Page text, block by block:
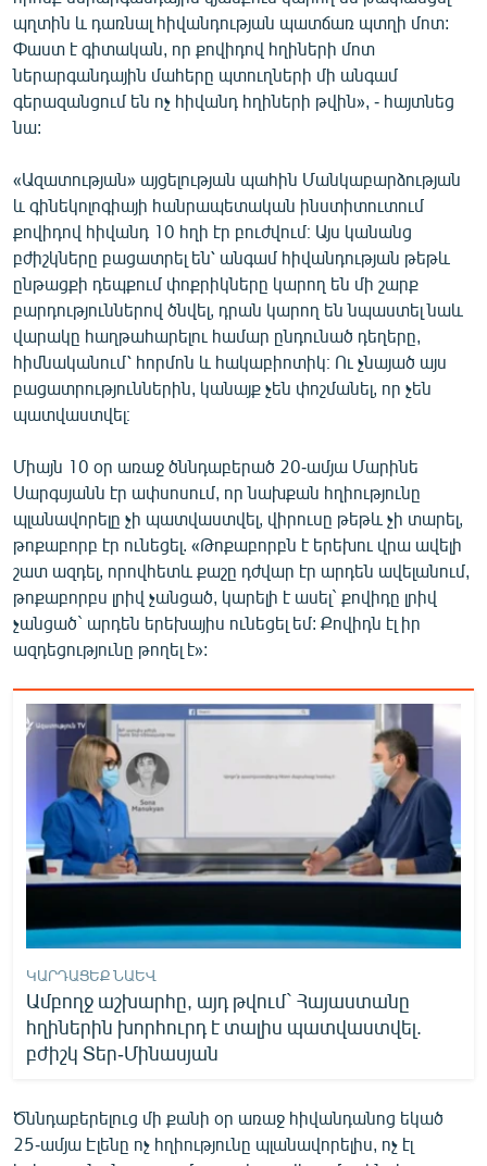
պղտին և դառնալ հիվանդության պատճառ պտղի մոտ:
Փաստ է գիտական, որ քովիդով հղիների մոտ
ներարգանդային մահերը պտուղների մի անգամ
գերազանցում են ոչ հիվանդ հղիների թվին», - հայտնեց
նա:
«Ազատության» այցելության պահին Մանկաբարձության
և գինեկոլոգիայի հանրապետական ինստիտուտում
քովիդով հիվանդ 10 հղի էր բուժվում։ Այս կանանց
բժիշկները բացատրել են՝ անգամ հիվանդության թեթև
ընթացքի դեպքում փոքրիկները կարող են մի շարք
բարդություններով ծնվել, դրան կարող են նպաստել նաև
վարակը հաղթահարելու համար ընդունած դեղերը,
հիմնականում՝ հորմոն և հակաբիոտիկ։ Ու չնայած այս
բացատրություններին, կանայք չեն փոշմանել, որ չեն
պատվաստվել։
Միայն 10 օր առաջ ծննդաբերած 20-ամյա Մարինե
Սարգսյանն էր ափսոսում, որ նախքան հղիությունը
պլանավորելը չի պատվաստվել, վիրուսը թեթև չի տարել,
թոքաբորբ էր ունեցել. «Թոքաբորբն է երեխու վրա ավելի
շատ ազդել, որովհետև քաշը դժվար էր արդեն ավելանում,
թոքաբորբս լրիվ չանցած, կարելի է ասել` քովիդը լրիվ
չանցած` արդեն երեխայիս ունեցել եմ: Քովիդն էլ իր
ազդեցությունը թողել է»:
ԿԱՐԴԱՑԵՔ ՆԱԵՎ
Ամբողջ աշխարհը, այդ թվում` Հայաստանը
հղիներին խորհուրդ է տալիս պատվաստվել.
բժիշկ Տեր-Մինասյան
Ծննդաբերելուց մի քանի օր առաջ հիվանդանոց եկած
25-ամյա Էլենը ոչ հղիությունը պլանավորելիս, ոչ էլ